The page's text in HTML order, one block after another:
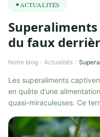
ACTUALITÉS
du faux
Notre blog Actualités
Les superaliments
en quête d’une
quasi-miraculeuses. Ce